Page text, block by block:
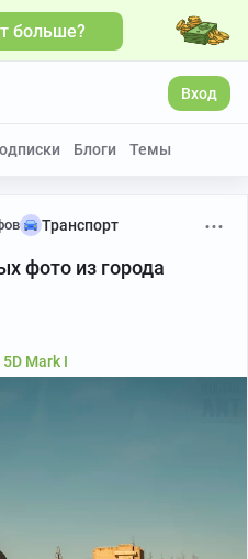
больше?
Вход
Блоги Темы
Транспорт
фото из города
Mark I